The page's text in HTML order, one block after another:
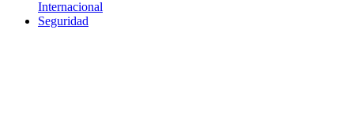
Internacional
Seguridad